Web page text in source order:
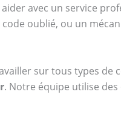
avec un service
oublié, ou un
sur tous types de
. Notre équipe utilise